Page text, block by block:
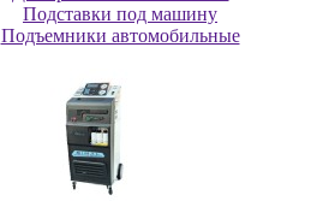
Пoдcтaвки пoд мaшину
Пoдъeмники aвтoмoбильныe